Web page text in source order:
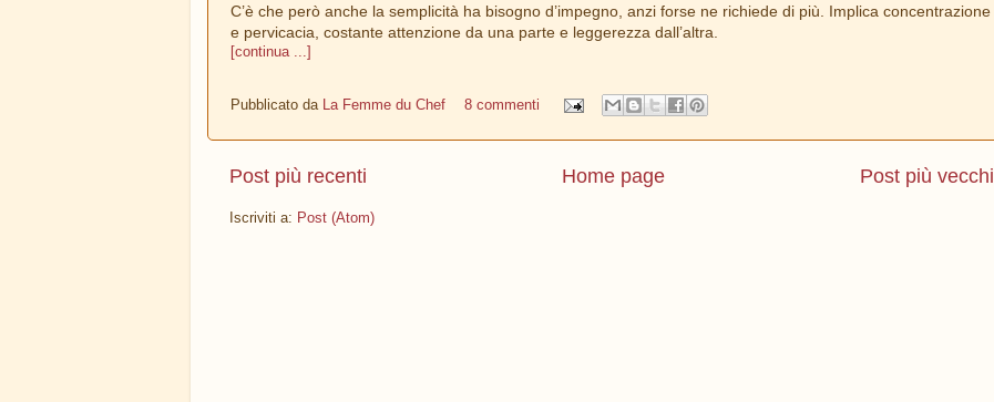
C’è che però anche la semplicità ha bisogno d’impegno, anzi forse ne richiede di più. Implica concentrazione
e pervicacia, costante attenzione da una parte e leggerezza dall’altra.
[continua ...]
Pubblicato da La Femme du Chef 8 commenti
Post più recenti Post più vecchi
Home page
Iscriviti a: Post (Atom)